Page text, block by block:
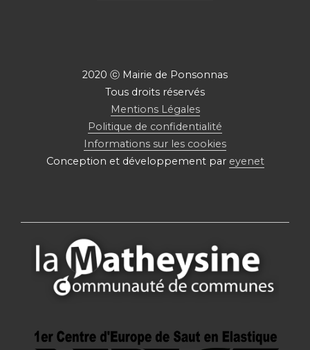
2020 ⓒ Mairie de Ponsonnas
Tous droits réservés
Mentions Légales
Politique de confidentialité
Informations sur les cookies
Conception et développement par eyenet